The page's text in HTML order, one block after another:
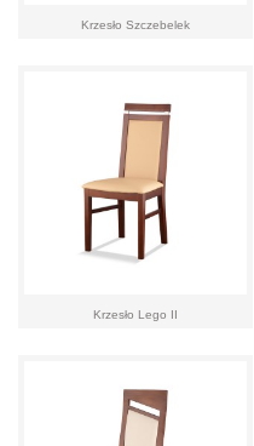
Krzesło Szczebelek
Krzesło Lego II